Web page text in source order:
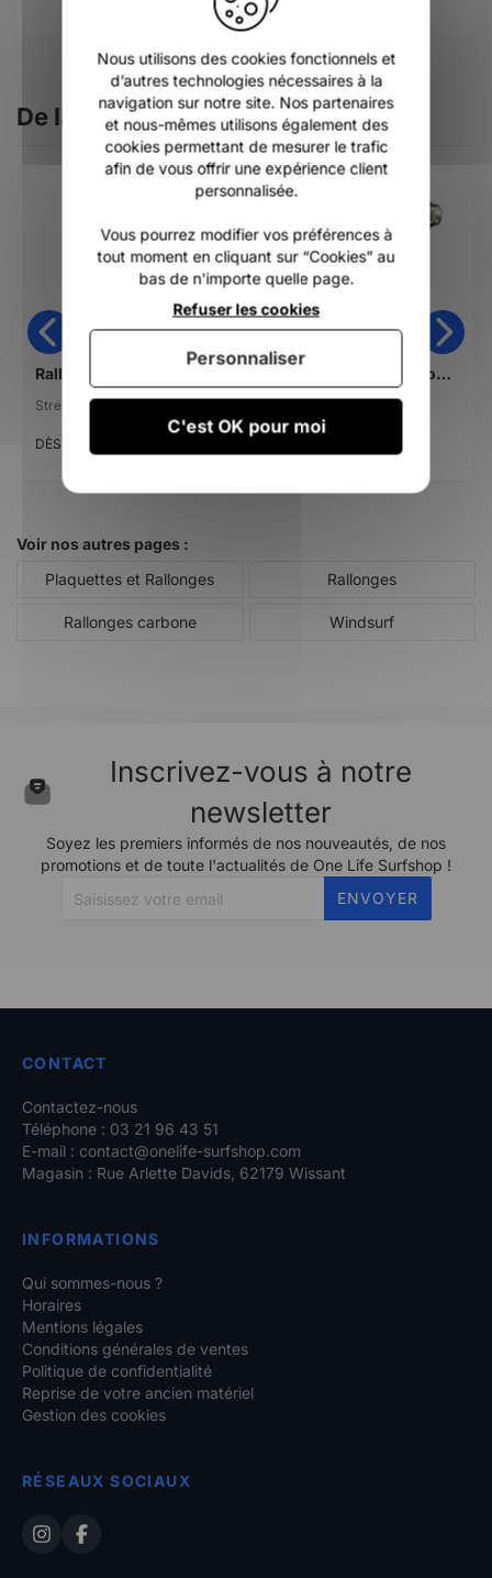
De la même catégorie
Streamlined
DÈS
Poulie d'amure side on downhaul pulley
26,00 €
Voir nos autres pages :
Plaquettes et Rallonges
Rallonges
Rallonges carbone Windsurf
Inscrivez-vous à notre
newsletter
Soyez les premiers informés de nos nouveautés, de nos
promotions et de toute l'actualités de One Life Surfshop !
ENVOYER
CONTACT
Contactez-nous
Téléphone : 03 21 96 43 51
E-mail : contact@onelife-surfshop.com
Magasin : Rue Arlette Davids, 62179 Wissant
INFORMATIONS
Qui sommes-nous ?
Horaires
Mentions légales
Conditions générales de ventes
Politique de confidentialité
Reprise de votre ancien matériel
Gestion des cookies
RÉSEAUX SOCIAUX
Nous utilisons des cookies fonctionnels et
d’autres technologies nécessaires à la
navigation sur notre site. Nos partenaires
et nous-mêmes utilisons également des
cookies permettant de mesurer le trafic
afin de vous offrir une expérience client
personnalisée.
Vous pourrez modifier vos préférences à
tout moment en cliquant sur “Cookies” au
bas de n'importe quelle page.
C'est OK pour moi
Refuser les cookies
Personnaliser